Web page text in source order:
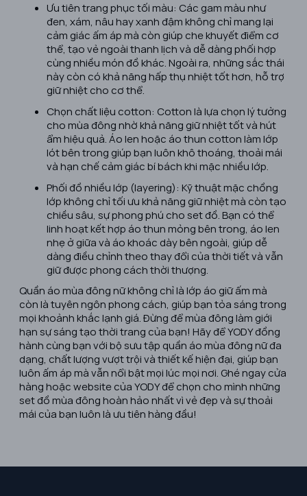
Ưu tiên trang phục tối màu: Các gam màu như
đen, xám, nâu hay xanh đậm không chỉ mang lại
cảm giác ấm áp mà còn giúp che khuyết điểm cơ
thể, tạo vẻ ngoài thanh lịch và dễ dàng phối hợp
cùng nhiều món đồ khác. Ngoài ra, những sắc thái
này còn có khả năng hấp thụ nhiệt tốt hơn, hỗ trợ
giữ nhiệt cho cơ thể.
Chọn chất liệu cotton: Cotton là lựa chọn lý tưởng
cho mùa đông nhờ khả năng giữ nhiệt tốt và hút
ẩm hiệu quả. Áo len hoặc áo thun cotton làm lớp
lót bên trong giúp bạn luôn khô thoáng, thoải mái
và hạn chế cảm giác bí bách khi mặc nhiều lớp.
Phối đồ nhiều lớp (layering): Kỹ thuật mặc chồng
lớp không chỉ tối ưu khả năng giữ nhiệt mà còn tạo
chiều sâu, sự phong phú cho set đồ. Bạn có thể
linh hoạt kết hợp áo thun mỏng bên trong, áo len
nhẹ ở giữa và áo khoác dày bên ngoài, giúp dễ
dàng điều chỉnh theo thay đổi của thời tiết và vẫn
giữ được phong cách thời thượng.
Quần áo mùa đông nữ không chỉ là lớp áo giữ ấm mà
còn là tuyên ngôn phong cách, giúp bạn tỏa sáng trong
mọi khoảnh khắc lạnh giá. Đừng để mùa đông làm giới
hạn sự sáng tạo thời trang của bạn! Hãy để YODY đồng
hành cùng bạn với bộ sưu tập quần áo mùa đông nữ đa
dạng, chất lượng vượt trội và thiết kế hiện đại, giúp bạn
luôn ấm áp mà vẫn nổi bật mọi lúc mọi nơi. Ghé ngay cửa
hàng hoặc website của YODY để chọn cho mình những
set đồ mùa đông hoàn hảo nhất vì vẻ đẹp và sự thoải
mái của bạn luôn là ưu tiên hàng đầu!